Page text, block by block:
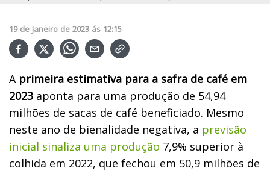
19 de Janeiro de 2023 ás 12:15
A primeira estimativa para a safra de café em
2023 aponta para uma produção de 54,94
milhões de sacas de café beneficiado. Mesmo
neste ano de bienalidade negativa, a previsão
inicial sinaliza uma produção 7,9% superior à
colhida em 2022, que fechou em 50,9 milhões de